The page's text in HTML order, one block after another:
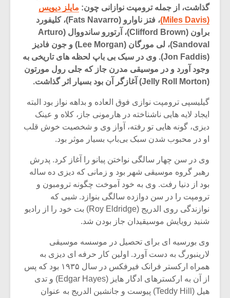
گذاشت، از جمله ترومپت نوازانی چون: مایلز دیویس
(Miles Davis)
، فتز ناوارو (Fats Navarro)، کلیفورد
براون (Clifford Brown)، آرتورو ساندووال (Arturo
Sandoval)، لی مورگان (Lee Morgan) و جون فادیز
(Jon Faddis). وی در سبک بی باپ لحظه های تاریخی به
وجود آورد و در موسیقی مدرن جاز که جلی رول مورتون
(Jelly Roll Morton) آغازگر آن بود بسیار اثر گذاشت.
گیلیسپی ترومپت نوازی فوق العاده و بداهه نواز بود البته
ایجاد لایه هایی ناشناخته در هارمونی جاز، کلاه و عینک
دیزی، گونه هایی تو رفته، آواز وی و شخصیت خوش قلب
او در محبوب شدن سبک بی‌باپ بسیار موثر بود.
وی در سن چهار سالگی نواختن پیانو را آغاز کرد. پدرش
رهبر گروه موسیقی شهر بود و زمانی که دیزی ده ساله
بود از دنیا رفت. وی به خود آموخت چگونه ترومبون و
ترومپت را در سن دوازده سالگی بنوازد. شبی که
نوازندگی روی الدریج (Roy Eldridge) بت خود را از رادیو
شنید رویایش موسیقیدان جاز بودن شد.
وی بورسیه ای برای تحصیل در موسسه موسیقی
لارینبورگ به دست آورد. اولین کار حرفه ای دیزی به
همراه ارکستر فرانک فیرفکس در سال ۱۹۳۵ بود که پس
از آن به ارکسترهای ادگار هایز (Edgar Hayes) و تدی
هیل (Teddy Hill) پیوست و جانشین الدریج به عنوان
میکلوش روژا
یادداشتی بر موسیقی
متن فیلم «متری
شیش و نیم»
اگر نمی توانی
بدنام ترین باش
موریس ژار
دوره